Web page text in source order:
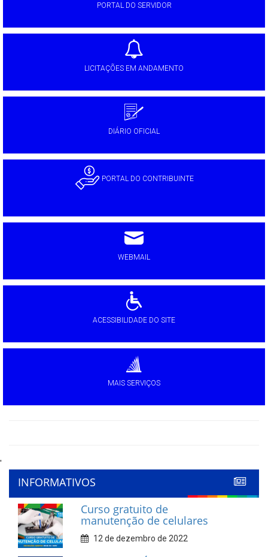
PORTAL DO SERVIDOR
LICITAÇÕES EM ANDAMENTO
DIÁRIO OFICIAL
PORTAL DO CONTRIBUINTE
WEBMAIL
ACESSIBILIDADE DO SITE
MAIS SERVIÇOS
'
INFORMATIVOS
Curso gratuito de
manutenção de celulares
12 de dezembro de 2022